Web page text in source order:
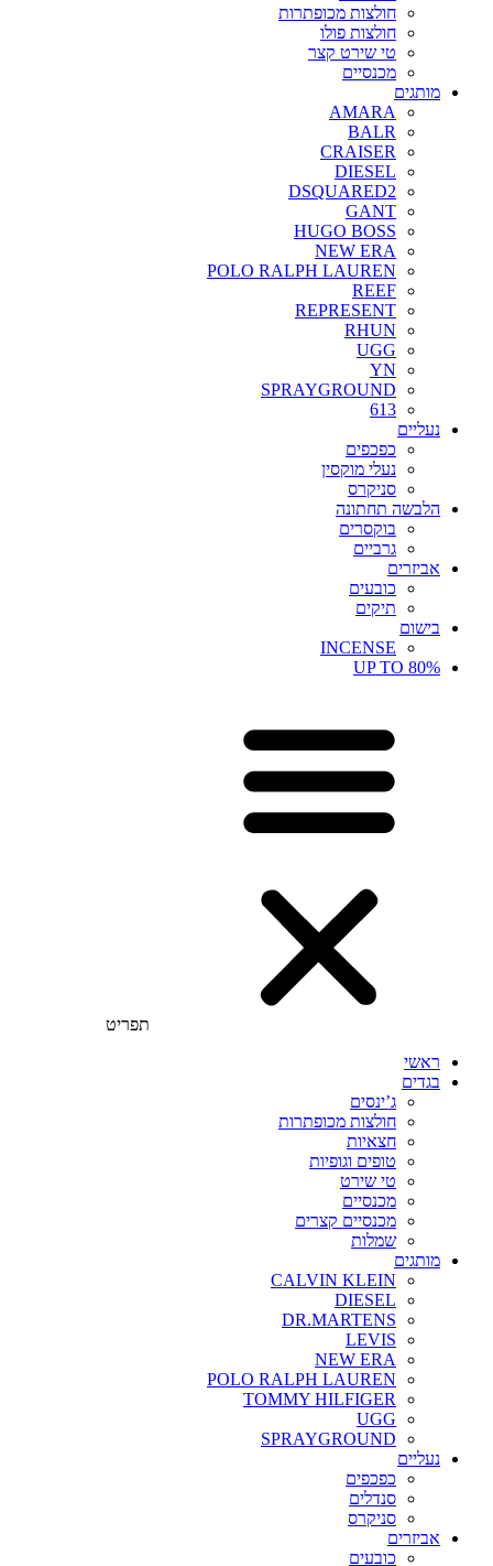
חולצות מכופתרות
חולצות פולו
טי שירט קצר
מכנסיים
מותגים
AMARA
BALR
CRAISER
DIESEL
DSQUARED2
GANT
HUGO BOSS
NEW ERA
POLO RALPH LAUREN
REEF
REPRESENT
RHUN
UGG
YN
SPRAYGROUND
613
נעליים
כפכפים
נעלי מוקסין
סניקרס
הלבשה תחתונה
בוקסרים
גרביים
אביזרים
כובעים
תיקים
בישום
INCENSE
UP TO 80%
תפריט
ראשי
בגדים
ג’ינסים
חולצות מכופתרות
חצאיות
טופים וגופיות
טי שירט
מכנסיים
מכנסיים קצרים
שמלות
מותגים
CALVIN KLEIN
DIESEL
DR.MARTENS
LEVIS
NEW ERA
POLO RALPH LAUREN
TOMMY HILFIGER
UGG
SPRAYGROUND
נעליים
כפכפים
סנדלים
סניקרס
אביזרים
כובעים